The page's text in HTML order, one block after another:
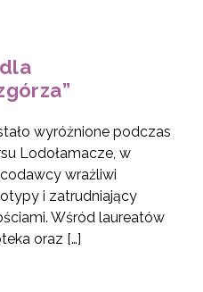
wyróżnione podczas
Lodołamacze, w
wrażliwi
i zatrudniający
Wśród laureatów
oraz […]